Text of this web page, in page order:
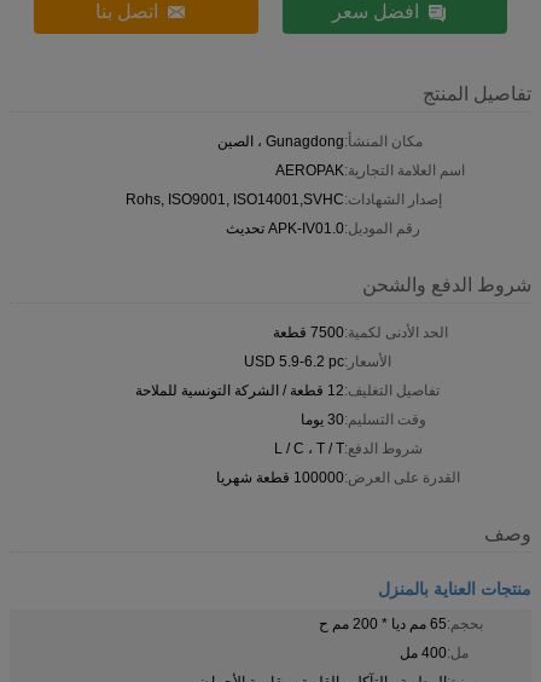
افضل سعر اتصل بنا
تفاصيل المنتج
مكان المنشأ:Gunagdong ، الصين
اسم العلامة التجارية:AEROPAK
إصدار الشهادات:Rohs, ISO9001, ISO14001,SVHC
رقم الموديل:APK-IV01.0 تحديث
شروط الدفع والشحن
الحد الأدنى لكمية:7500 قطعة
الأسعار:USD 5.9-6.2 pc
تفاصيل التغليف:12 قطعة / الشركة التونسية للملاحة
وقت التسليم:30 يوما
شروط الدفع:L / C ، T / T
القدرة على العرض:100000 قطعة شهريا
وصف
منتجات العناية بالمنزل
بحجم:65 مم ديا * 200 مم ح
مل:400 مل